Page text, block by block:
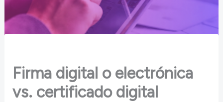
Firma digital o electrónica
vs. certificado digital